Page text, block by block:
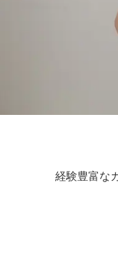
経験豊富な